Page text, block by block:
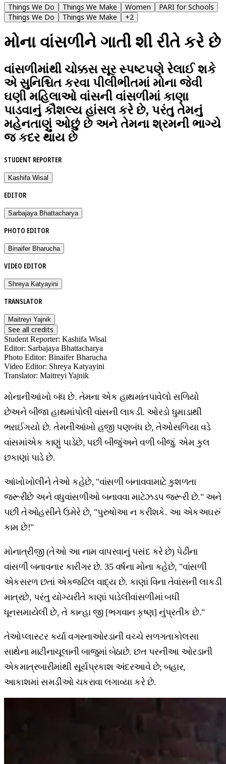
Things We Do
Things We Make Women
PARI for Schools
Things We Do
Things We Make +2
મોના વાંસળીને ગાતી શી રીતે કરે છે
વાંસળીમાંથી ચોક્કસ સૂર સ્પષ્ટપણે રેલાઈ શકે
એ સુનિશ્ચિત કરવા પીલીભીતમાં મોના જેવી
ઘણી મહિલાઓ વાંસની વાંસળીમાં કાણા
પાડવાનું કૌશલ્ય હાંસલ કરે છે, પરંતુ તેમનું
મહેનતાણું ઓછું છે અને તેમના શ્રમની ભાગ્યે
જ કદર થાય છે
STUDENT REPORTER
Kashifa Wisal
EDITOR
Sarbajaya Bhattacharya
PHOTO EDITOR
Binaifer Bharucha
VIDEO EDITOR
Shreya Katyayini
TRANSLATOR
Maitreyi Yajnik
See all credits
Student Reporter: Kashifa Wisal
Editor: Sarbajaya Bhattacharya
Photo Editor: Binaifer Bharucha
Video Editor: Shreya Katyayini
Translator: Maitreyi Yajnik
મોનાનીઆંખો બંધ છે. તેમના એક હાથમાંતપાવેલો સળિયો
છેઅને બીજા હાથમાંપોલી વાંસની લાકડી. ઓરડો ધુમાડાથી
ભરાઈગયો છે. તેમનીઆંખો હજી પણબંધ છે, તેઓસળિયા વડે
વાંસમાંએક કાણું પાડેછે, પછી બીજુંઅને વળી બીજું. એમ કુલ
છકાણાં પાડે છે.
આંખોખોલીને તેઓ કહેછે, "વાંસળી બનાવવામાટે કુશળતા
જરૂરીછે અને વધુવાંસળીઓ બનાવવા માટેઝડપ જરૂરી છે." અને
પછી તેઓહસીને ઉમેરે છે, "પુરુષોઆ ન કરીશકે. આ એકઅઘરું
કામ છે!"
મોનાત્રીજી (તેઓ આ નામ વાપરવાનું પસંદ કરે છે) પેઢીના
વાંસળી બનાવનાર કારીગર છે. 35 વર્ષના મોના કહેછે, "વાંસળી
એકસરળ છતાં એકજટિલ વાદ્ય છે. કાણાં વિના તેવાંસની લાકડી
માત્રછે, પરંતુ યોગ્યરીતે કાણાં પાડેલીવાંસળીમાં બધી
ધૂનસમાયેલી છે, તે કાન્હા જી [ભગવાન કૃષ્ણ] નુંપ્રતીક છે."
તેઓપ્લાસ્ટર કર્યા વગરનાઓરડાની વચ્ચે સળગતાકોલસા
સાથેના માટીનાચૂલાની બાજુમાં બેઠાછે. છત પરનીઆ ઓરડાની
એકમાત્રબારીમાંથી સૂર્યપ્રકાશ અંદરઆવે છે; બહાર,
આકાશમાં સમડીઓ ચકરાવા લગાવ્યા કરે છે.